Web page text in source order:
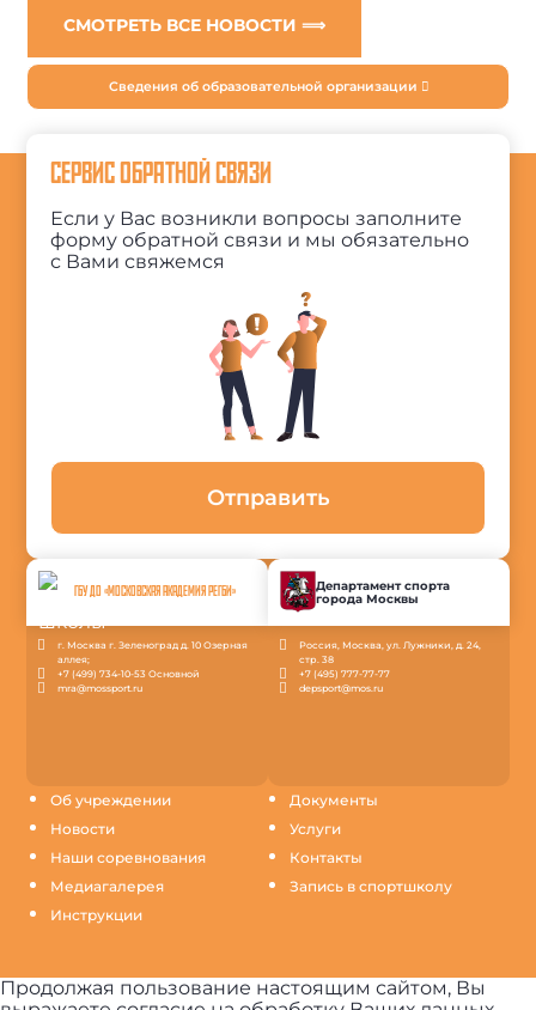
СМОТРЕТЬ ВСЕ НОВОСТИ ⟹
Сведения об образовательной организации
Об учреждении
Новости
Наши соревнования
Медиагалерея
Инструкции
Документы
Услуги
Контакты
Запись в спортшколу
СЕРВИС ОБРАТНОЙ СВЯЗИ
Если у Вас возникли вопросы заполните
форму обратной связи и мы обязательно
с Вами свяжемся
Отправить
ГБУ ДО «МОСКОВСКАЯ АКАДЕМИЯ РЕГБИ»
г. Москва г. Зеленоград д. 10 Озерная
аллея;
+7 (499) 734-10-53 Основной
mra@mossport.ru
Департамент спорта
города Москвы
Россия, Москва, ул. Лужники, д. 24,
стр. 38
+7 (495) 777-77-77
depsport@mos.ru
Продолжая пользование настоящим сайтом, Вы